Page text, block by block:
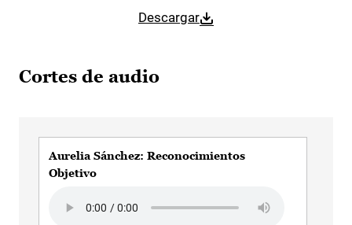
Descargar
Cortes de audio
Aurelia Sánchez: Reconocimientos
Objetivo